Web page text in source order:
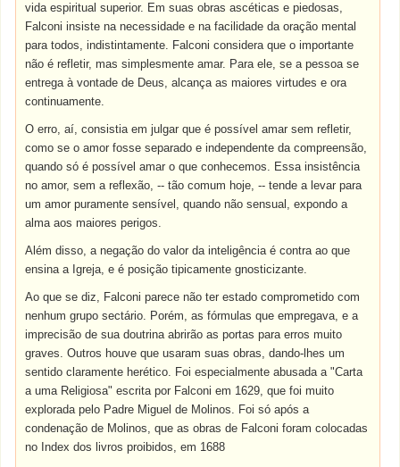
vida espiritual superior. Em suas obras ascéticas e piedosas,
Falconi insiste na necessidade e na facilidade da oração mental
para todos, indistintamente. Falconi considera que o importante
não é refletir, mas simplesmente amar. Para ele, se a pessoa se
entrega à vontade de Deus, alcança as maiores virtudes e ora
continuamente.
O erro, aí, consistia em julgar que é possível amar sem refletir,
como se o amor fosse separado e independente da compreensão,
quando só é possível amar o que conhecemos. Essa insistência
no amor, sem a reflexão, -- tão comum hoje, -- tende a levar para
um amor puramente sensível, quando não sensual, expondo a
alma aos maiores perigos.
Além disso, a negação do valor da inteligência é contra ao que
ensina a Igreja, e é posição tipicamente gnosticizante.
Ao que se diz, Falconi parece não ter estado comprometido com
nenhum grupo sectário. Porém, as fórmulas que empregava, e a
imprecisão de sua doutrina abrirão as portas para erros muito
graves. Outros houve que usaram suas obras, dando-lhes um
sentido claramente herético. Foi especialmente abusada a "Carta
a uma Religiosa" escrita por Falconi em 1629, que foi muito
explorada pelo Padre Miguel de Molinos. Foi só após a
condenação de Molinos, que as obras de Falconi foram colocadas
no Index dos livros proibidos, em 1688